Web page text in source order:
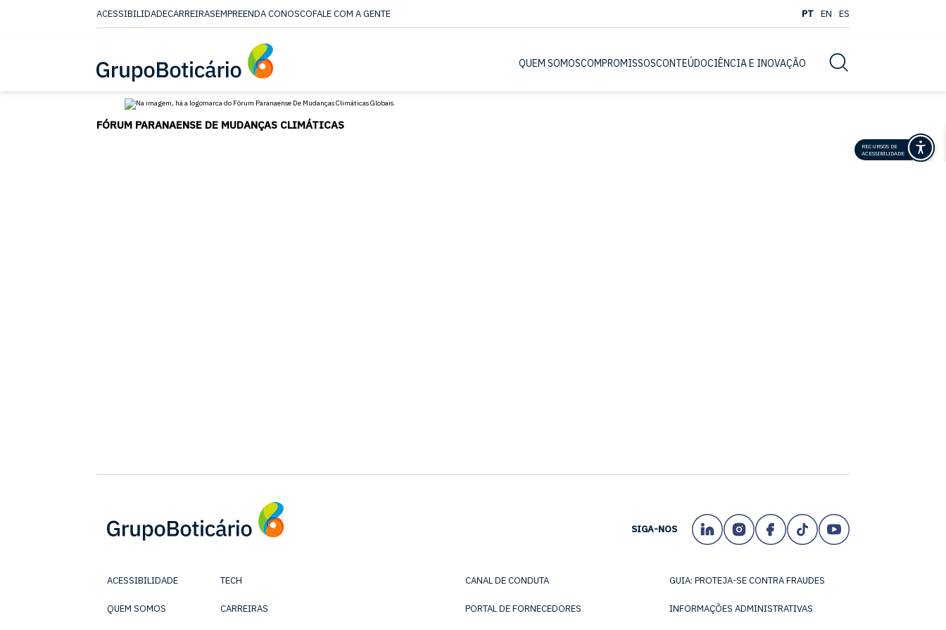
RECURSOS DE
ACESSIBILIDADE
CONTEUDO
MENU
ACESSIBILIDADE
ACESSIBILIDADECARREIRASEMPREENDA CONOSCOFALE COM A GENTE EN ES
PT
QUEM SOMOSCOMPROMISSOSCONTEÚDOCIÊNCIA E INOVAÇÃO Busca
FÓRUM PARANAENSE DE MUDANÇAS CLIMÁTICAS
SIGA-NOS
ACESSIBILIDADE
QUEM SOMOS
TECH
CARREIRAS
CANAL DE CONDUTA
PORTAL DE FORNECEDORES
GUIA: PROTEJA-SE CONTRA FRAUDES
INFORMAÇÕES ADMINISTRATIVAS